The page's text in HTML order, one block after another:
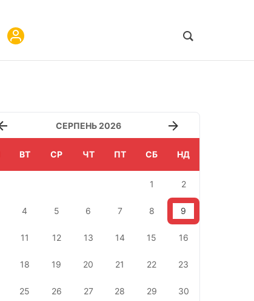
СЕРПЕНЬ 2026
ВТ СР ЧТ ПТ СБ НД
1 2
4 5 6 7 8 9
11 12 13 14 15 16
18 19 20 21 22 23
25 26 27 28 29 30